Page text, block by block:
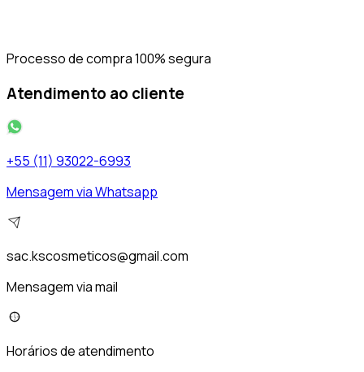
Processo de compra 100% segura
Atendimento ao cliente
+55 (11) 93022-6993
Mensagem via Whatsapp
sac.kscosmeticos@gmail.com
Mensagem via mail
Horários de atendimento